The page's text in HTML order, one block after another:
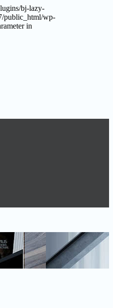
bj-lazy-
public_html/wp-
in